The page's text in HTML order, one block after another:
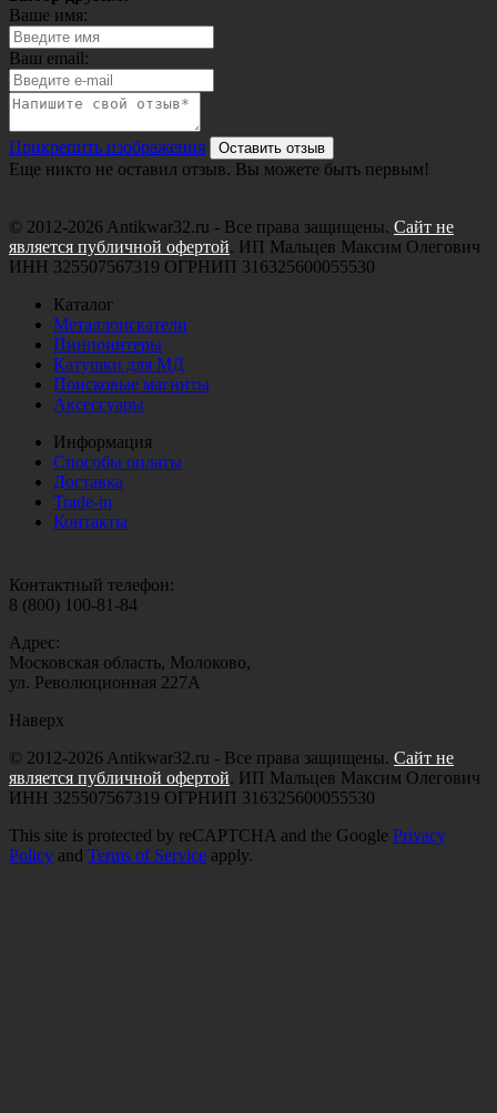
Ваше имя:
Ваш email:
Прикрепить изображения Оставить отзыв
Еще никто не оставил отзыв. Вы можете быть первым!
© 2012-2026 Antikwar32.ru - Все права защищены. Сайт не
является публичной офертой. ИП Мальцев Максим Олегович
ИНН 325507567319 ОГРНИП 316325600055530
Каталог
Металлоискатели
Пинпоинтеры
Катушки для МД
Поисковые магниты
Аксессуары
Информация
Способы оплаты
Доставка
Trade-in
Контакты
Контактный телефон:
8 (800) 100-81-84
Адрес:
Московская область, Молоково,
ул. Революционная 227А
Наверх
© 2012-2026 Antikwar32.ru - Все права защищены. Сайт не
является публичной офертой. ИП Мальцев Максим Олегович
ИНН 325507567319 ОГРНИП 316325600055530
This site is protected by reCAPTCHA and the Google Privacy
Policy and Terms of Service apply.